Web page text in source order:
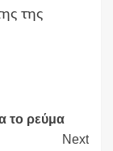
της
το ρεύμα
Next